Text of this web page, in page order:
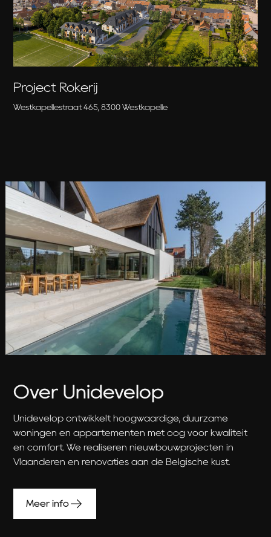
Project Rokerij
Westkapellestraat 465, 8300 Westkapelle
Over Unidevelop
Unidevelop ontwikkelt hoogwaardige, duurzame
woningen en appartementen met oog voor kwaliteit
en comfort. We realiseren nieuwbouwprojecten in
Vlaanderen en renovaties aan de Belgische kust.
Meer info